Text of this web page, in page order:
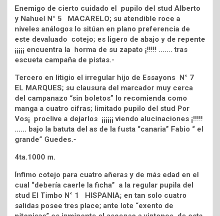
Enemigo de cierto cuidado el pupilo del stud Alberto
y Nahuel N° 5 MACARELO; su atendible roce a
niveles análogos lo sitúan en plano preferencia de
este devaluado cotejo; es ligero de abajo y de repente
¡¡¡¡¡ encuentra la horma de su zapato ¡!!!!! ……. tras
escueta campaña de pistas.-
Tercero en litigio el irregular hijo de Essayons N° 7
EL MARQUES; su clausura del marcador muy cerca
del campanazo “sin boletos” lo recomienda como
manga a cuatro cifras; limitado pupilo del stud Por
Vos¡ proclive a dejarlos ¡¡¡¡¡¡ viendo alucinaciones ¡!!!!!
…… bajo la batuta del as de la fusta “canaria” Fabio “ el
grande” Guedes.-
4ta.1000 m.
Ínfimo cotejo para cuatro añeras y de más edad en el
cual “debería caerle la ficha” a la regular pupila del
stud El Timbo N° 1 HISPANIA; en tan solo cuatro
salidas posee tres place; ante lote “exento de